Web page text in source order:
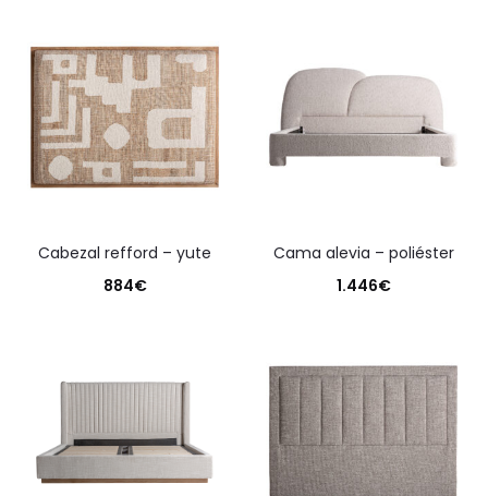
cabezal refford – yute
884€
cama alevia – poliéster
1.446€